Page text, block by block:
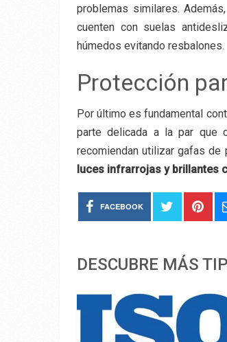
problemas similares.
cuenten con suelas
húmedos evitando resbalones.
Protección
Por último es fundamental
parte delicada a la par que
recomiendan utilizar gafas de
luces infrarrojas y brillantes
FACEBOOK
DESCUBRE MÁS